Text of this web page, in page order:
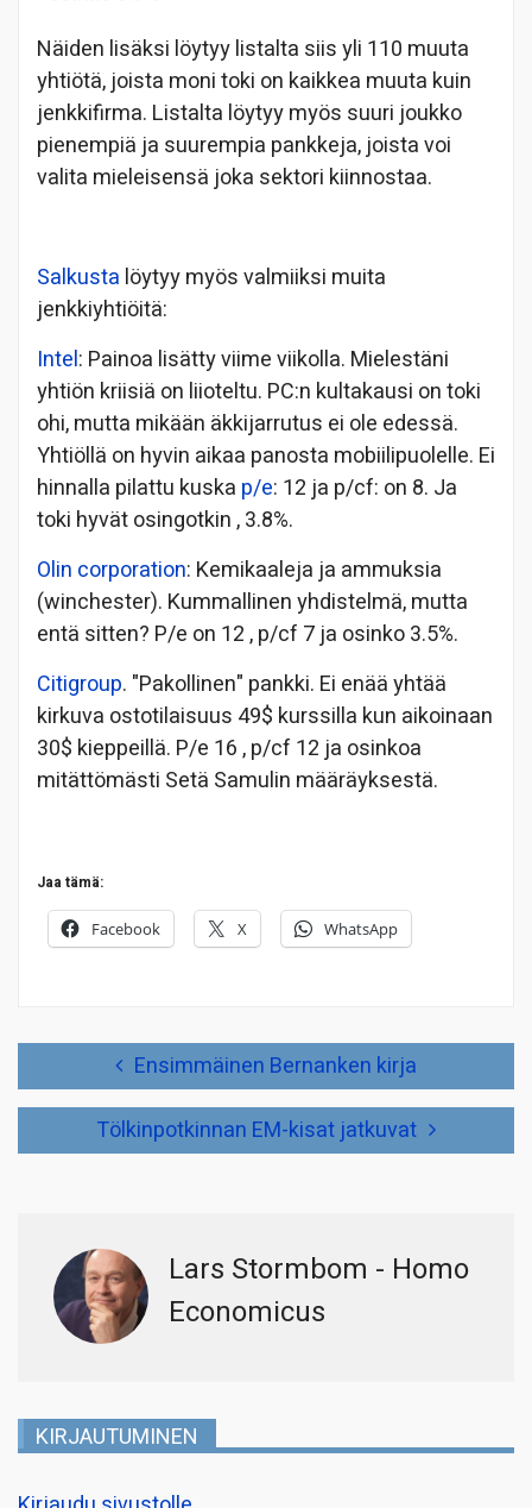
Näiden lisäksi löytyy listalta siis yli 110 muuta
yhtiötä, joista moni toki on kaikkea muuta kuin
jenkkifirma. Listalta löytyy myös suuri joukko
pienempiä ja suurempia pankkeja, joista voi
valita mieleisensä joka sektori kiinnostaa.
Salkusta löytyy myös valmiiksi muita
jenkkiyhtiöitä:
Intel: Painoa lisätty viime viikolla. Mielestäni
yhtiön kriisiä on liioteltu. PC:n kultakausi on toki
ohi, mutta mikään äkkijarrutus ei ole edessä.
Yhtiöllä on hyvin aikaa panosta mobiilipuolelle. Ei
hinnalla pilattu kuska p/e: 12 ja p/cf: on 8. Ja
toki hyvät osingotkin , 3.8%.
Olin corporation: Kemikaaleja ja ammuksia
(winchester). Kummallinen yhdistelmä, mutta
entä sitten? P/e on 12 , p/cf 7 ja osinko 3.5%.
Citigroup. "Pakollinen" pankki. Ei enää yhtää
kirkuva ostotilaisuus 49$ kurssilla kun aikoinaan
30$ kieppeillä. P/e 16 , p/cf 12 ja osinkoa
mitättömästi Setä Samulin määräyksestä.
Jaa tämä:
Facebook X WhatsApp
Ensimmäinen Bernanken kirja
Tölkinpotkinnan EM-kisat jatkuvat
Lars Stormbom - Homo
Economicus
KIRJAUTUMINEN